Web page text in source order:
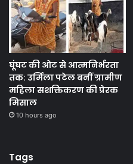
घूंघट की ओट से आत्मनिर्भरता
तक: उर्मिला पटेल बनीं ग्रामीण
महिला सशक्तिकरण की प्रेरक
मिसाल
10 hours ago
Tags